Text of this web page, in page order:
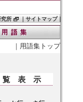
究所 ｜ サイトマップ｜
｜ 用語集トップ
表示